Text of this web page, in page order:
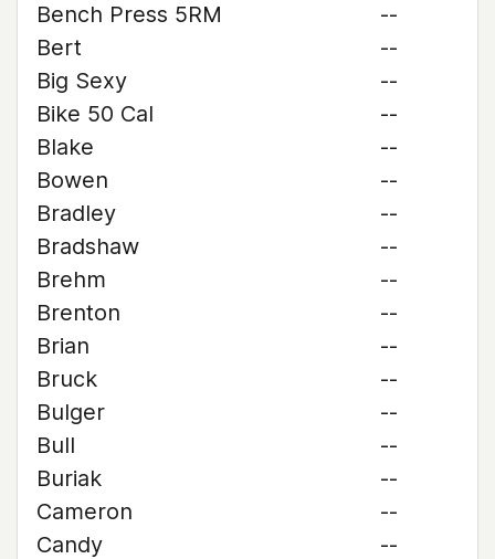
Bench Press 5RM
--
Bert
--
Big Sexy
--
Bike 50 Cal
--
Blake
--
Bowen
--
Bradley
--
Bradshaw
--
Brehm
--
Brenton
--
Brian
--
Bruck
--
Bulger
--
Bull
--
Buriak
--
Cameron
--
Candy
--